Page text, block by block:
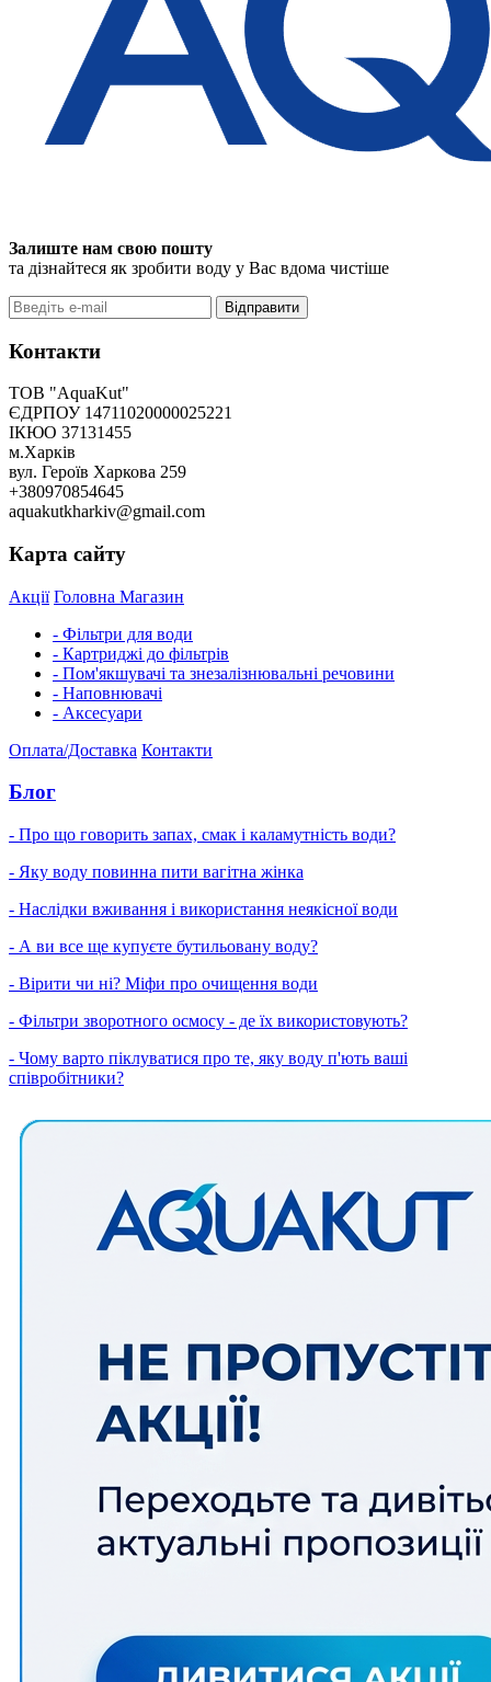
Залиште нам свою пошту
та дізнайтеся як зробити воду у Вас вдома чистіше
Відправити
Контакти
ТОВ "AquaKut"
ЄДРПОУ 14711020000025221
ІКЮО 37131455
м.Харків
вул. Героїв Харкова 259
+380970854645
aquakutkharkiv@gmail.com
Карта сайту
Акції Головна Магазин
- Фільтри для води
- Картриджі до фільтрів
- Пом'якшувачі та знезалізнювальні речовини
- Наповнювачі
- Аксесуари
Оплата/Доставка Контакти
Блог
- Про що говорить запах, смак і каламутність води?
- Яку воду повинна пити вагітна жінка
- Наслідки вживання і використання неякісної води
- А ви все ще купуєте бутильовану воду?
- Вірити чи ні? Міфи про очищення води
- Фільтри зворотного осмосу - де їх використовують?
- Чому варто піклуватися про те, яку воду п'ють ваші
співробітники?